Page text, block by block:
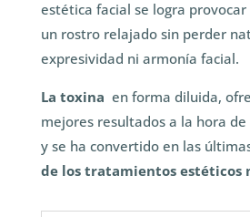
estética facial se logra provocar
un rostro relajado sin perder
expresividad ni armonía facial.
La toxina en forma diluida,
mejores resultados a la hora
y se ha convertido en las
de los tratamientos estéticos